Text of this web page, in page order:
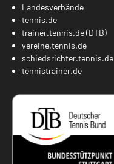
Landesverbände
tennis.de
trainer.tennis.de (DTB)
vereine.tennis.de
schiedsrichter.tennis.de
tennistrainer.de